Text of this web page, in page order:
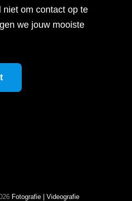
niet om contact op te
we jouw mooiste
Fotografie | Videografie